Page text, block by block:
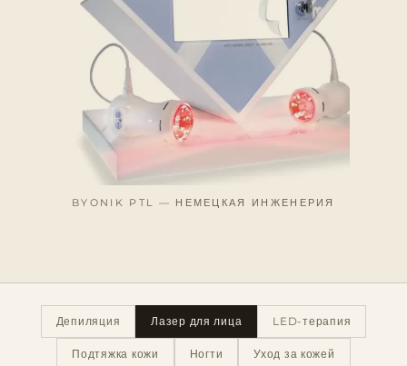
BYONIK PTL — НЕМЕЦКАЯ ИНЖЕНЕРИЯ
Депиляция Лазер для лица LED-терапия
Подтяжка кожи Ногти Уход за кожей